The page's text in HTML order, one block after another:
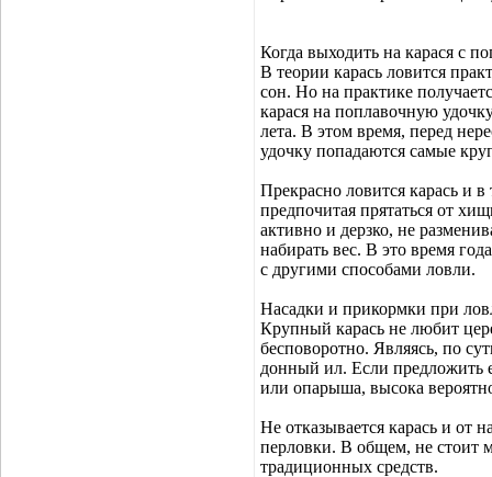
Когда выходить на карася с
В теории карась ловится
сон. Но на практике
карася на поплавочную
лета. В этом время, перед
удочку попадаются самые
Прекрасно ловится карась и
предпочитая прятаться от
активно и дерзко, не
набирать вес. В это время
с другими способами ловли.
Насадки и прикормки при
Крупный карась не любит
бесповоротно. Являясь, по
донный ил. Если предложить
или опарыша, высока
Не отказывается карась и от
перловки. В общем, не стоит
традиционных средств.